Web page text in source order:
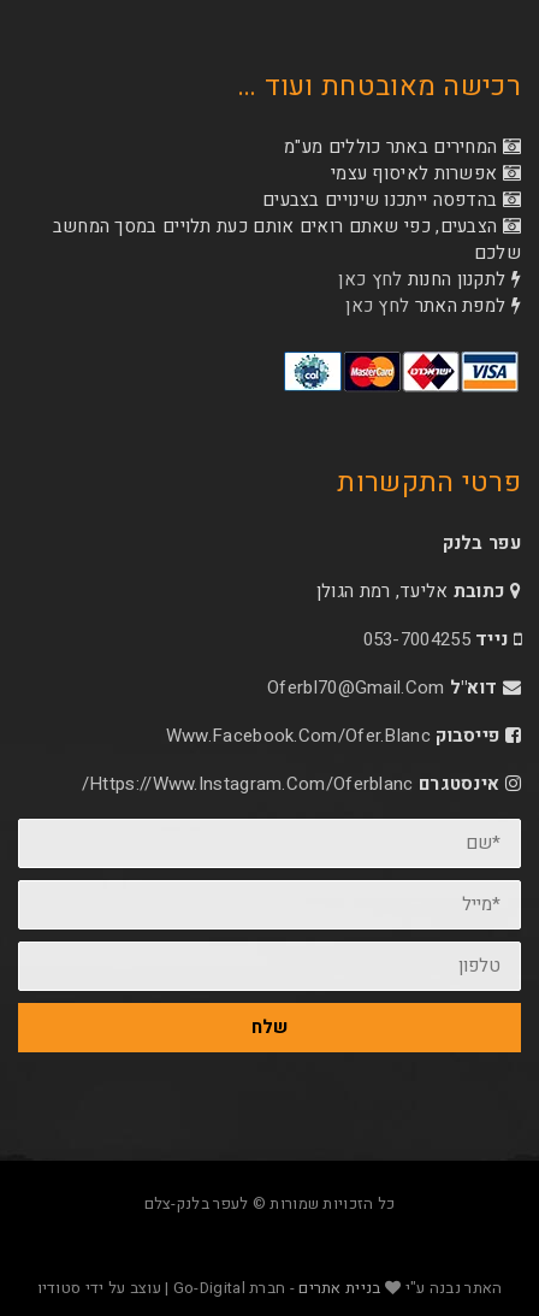
רכישה מאובטחת ועוד …
המחירים באתר כוללים מע"מ
אפשרות לאיסוף עצמי
בהדפסה ייתכנו שינויים בצבעים
הצבעים, כפי שאתם רואים אותם כעת תלויים במסך המחשב
שלכם
לתקנון החנות לחץ כאן
למפת האתר לחץ כאן
פרטי התקשרות
עפר בלנק
כתובת אליעד, רמת הגולן
נייד 053-7004255
דוא"ל Oferbl70@Gmail.Com
פייסבוק Www.facebook.com/ofer.blanc
אינסטגרם Https://www.instagram.com/oferblanc/
*שם
*מייל
טלפון
שלח
כל הזכויות שמורות © לעפר בלנק-צלם
האתר נבנה ע"י בניית אתרים - חברת Go-Digital | עוצב על ידי סטודיו